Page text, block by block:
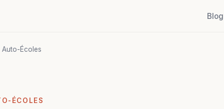
Blog
Auto-Écoles
ÉCOLES